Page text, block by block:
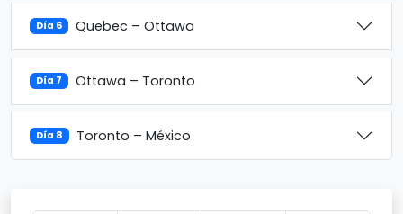
Día 6 Quebec – Ottawa
Día 7 Ottawa – Toronto
Día 8 Toronto – México